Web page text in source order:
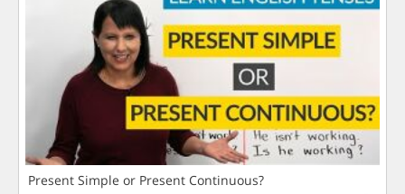
Present Simple or Present Continuous?